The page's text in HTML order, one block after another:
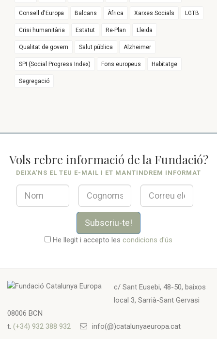
Consell d'Europa Balcans Àfrica Xarxes Socials LGTB
Crisi humanitària Estatut Re-Plan Lleida
Qualitat de govern Salut pública Alzheimer
SPI (Social Progress Index) Fons europeus Habitatge
Segregació
Vols rebre informació de la Fundació?
DEIXA’NS EL TEU E-MAIL I ET MANTINDREM INFORMAT
Subscriu-te!
He llegit i accepto les condicions d'ús
c/ Sant Eusebi, 48-50, baixos
local 3, Sarrià-Sant Gervasi
08006 BCN
t. (+34) 932 388 932 info(@)catalunyaeuropa.cat